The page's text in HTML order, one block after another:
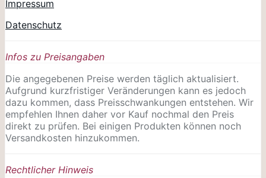
Impressum
Datenschutz
Infos zu Preisangaben
Die angegebenen Preise werden täglich aktualisiert.
Aufgrund kurzfristiger Veränderungen kann es jedoch
dazu kommen, dass Preisschwankungen entstehen. Wir
empfehlen Ihnen daher vor Kauf nochmal den Preis
direkt zu prüfen. Bei einigen Produkten können noch
Versandkosten hinzukommen.
Rechtlicher Hinweis